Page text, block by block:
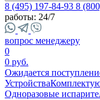
8 (495) 197-84-93 8
работы: 24/7
вопрос менеджеру
0
0 руб.
Ожидается
Устройства
Одноразовые